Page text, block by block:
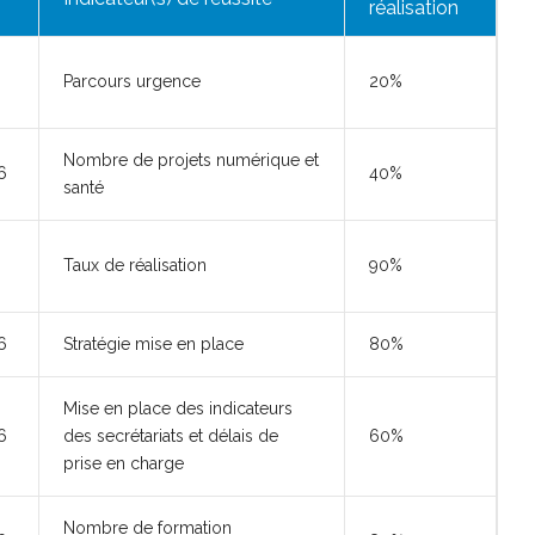
réalisation
Parcours urgence 20%
Nombre de projets numérique et
santé
40%
Taux de réalisation 90%
Stratégie mise en place 80%
Mise en place des indicateurs
des secrétariats et délais de
prise en charge
60%
Nombre de formation